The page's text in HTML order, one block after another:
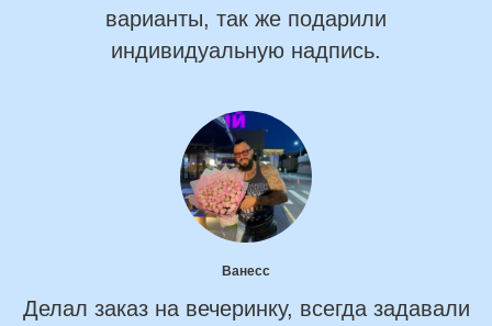
варианты, так же подарили
индивидуальную надпись.
Ванесс
Делал заказ на вечеринку, всегда задавали